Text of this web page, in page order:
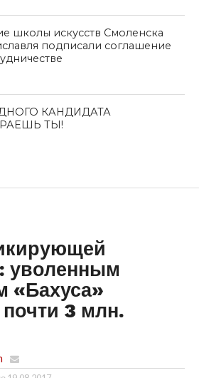
школы искусств Смоленска
подписали соглашение
КАНДИДАТА
ТЫ!
уволенным
«Бахуса»
3 млн.